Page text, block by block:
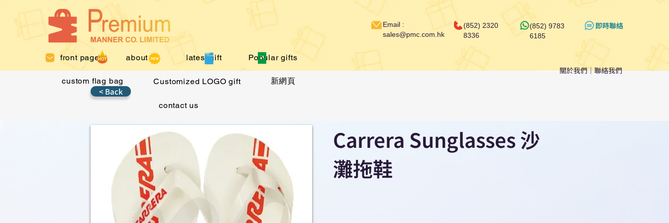
front page about us latest gift Popular gifts
custom flag bag Customized LOGO gift 新網頁
contact us
Email :
sales@pmc.com.hk
(852) 2320
8336
(852) 9783
6185
​即時聯絡
關於我們｜聯絡我們
< Back
Carrera Sunglasses 沙
灘拖鞋